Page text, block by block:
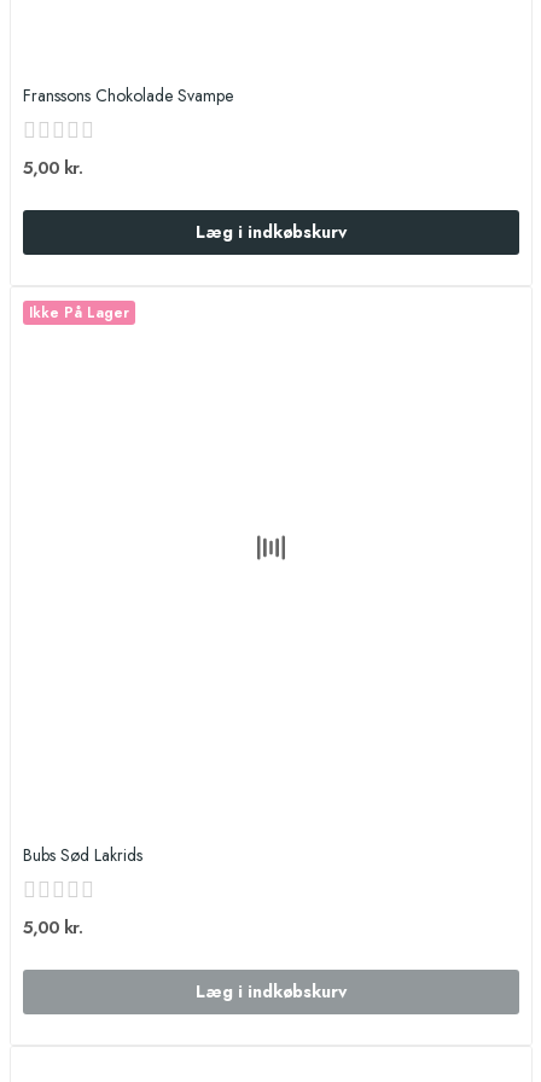
Franssons Chokolade Svampe
5,00 kr.
Læg i indkøbskurv
Ikke På Lager
Bubs Sød Lakrids
5,00 kr.
Læg i indkøbskurv